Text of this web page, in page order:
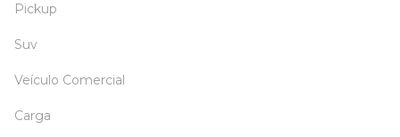
Pickup
Suv
Veículo Comercial
Carga